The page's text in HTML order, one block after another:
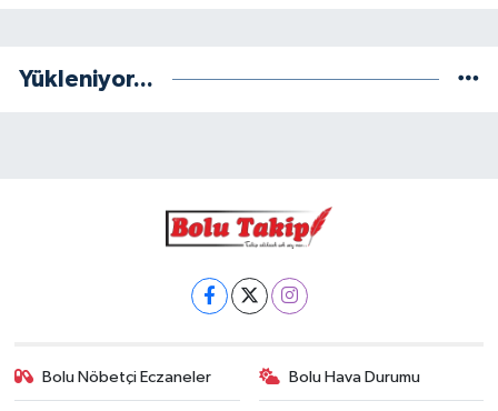
Yükleniyor...
Bolu Nöbetçi Eczaneler Bolu Hava Durumu